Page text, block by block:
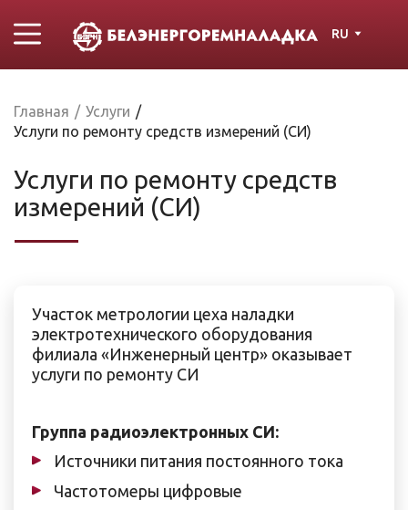
RU
Главная / Услуги /
Услуги по ремонту средств измерений (СИ)
Услуги по ремонту средств
измерений (СИ)
Участок метрологии цеха наладки
электротехнического оборудования
филиала «Инженерный центр» оказывает
услуги по ремонту СИ
Группа радиоэлектронных СИ:
Источники питания постоянного тока
Частотомеры цифровые